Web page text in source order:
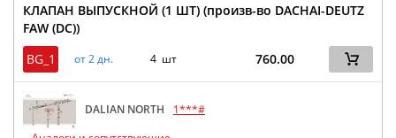
КЛАПАН ВЫПУСКНОЙ (1 ШТ) (произв-во DACHAI-DEUTZ
FAW (DC))
BG_1
от 2 дн. 4 шт 760.00
DALIAN NORTH
1***#